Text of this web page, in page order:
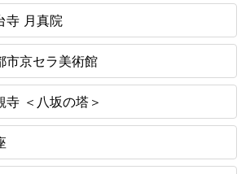
寺 月真院
市京セラ美術館
寺 ＜八坂の塔＞